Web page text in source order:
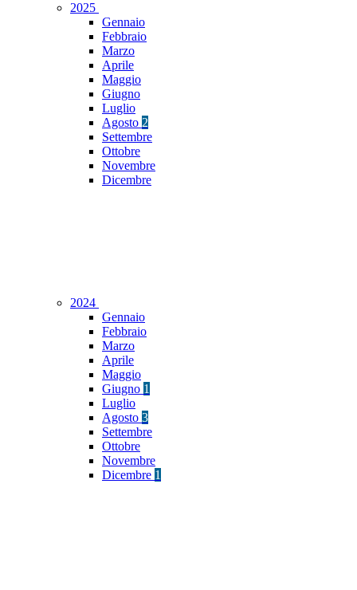
2025
Gennaio
Febbraio
Marzo
Aprile
Maggio
Giugno
Luglio
Agosto 2
Settembre
Ottobre
Novembre
Dicembre
2024
Gennaio
Febbraio
Marzo
Aprile
Maggio
Giugno 1
Luglio
Agosto 3
Settembre
Ottobre
Novembre
Dicembre 1